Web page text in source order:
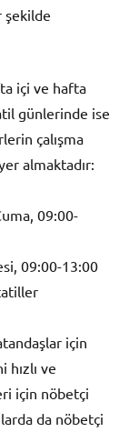
şekilde
içi ve hafta
günlerinde ise
çalışma
almaktadır:
09:00-
09:00-13:00
için
ve
için nöbetçi
da nöbetçi